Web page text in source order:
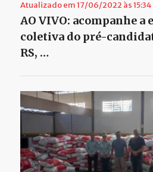
Atualizado em 17/06/2022 às 15:34
AO VIVO: acompanhe a
coletiva do pré-
RS, …